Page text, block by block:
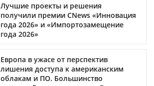
Лучшие проекты и решения
получили премии CNews «Инновация
года 2026» и «Импортозамещение
года 2026»
Европа в ужасе от перспектив
лишения доступа к американским
облакам и ПО. Большинство